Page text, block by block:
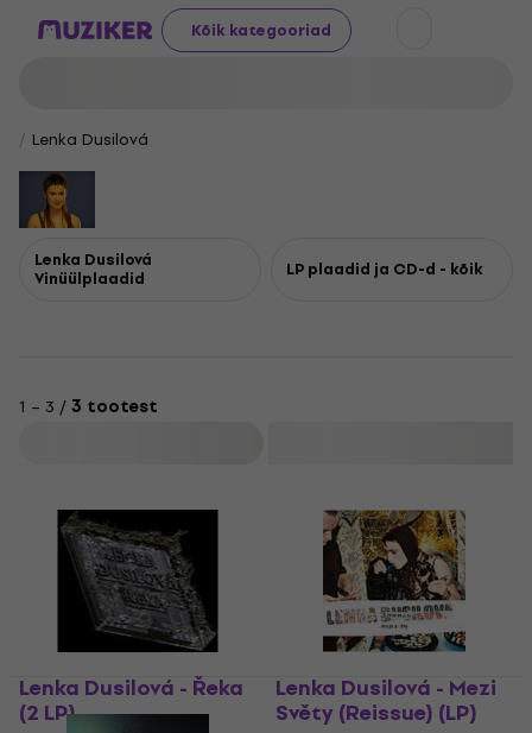
Kõik kategooriad
Lenka Dusilová
Lenka Dusilová
Vinüülplaadid LP plaadid ja CD-d - kõik
1 – 3 /3 tootest
Lenka Dusilová - Řeka
(2 LP)
Lenka Dusilová - Mezi
Světy (Reissue) (LP)